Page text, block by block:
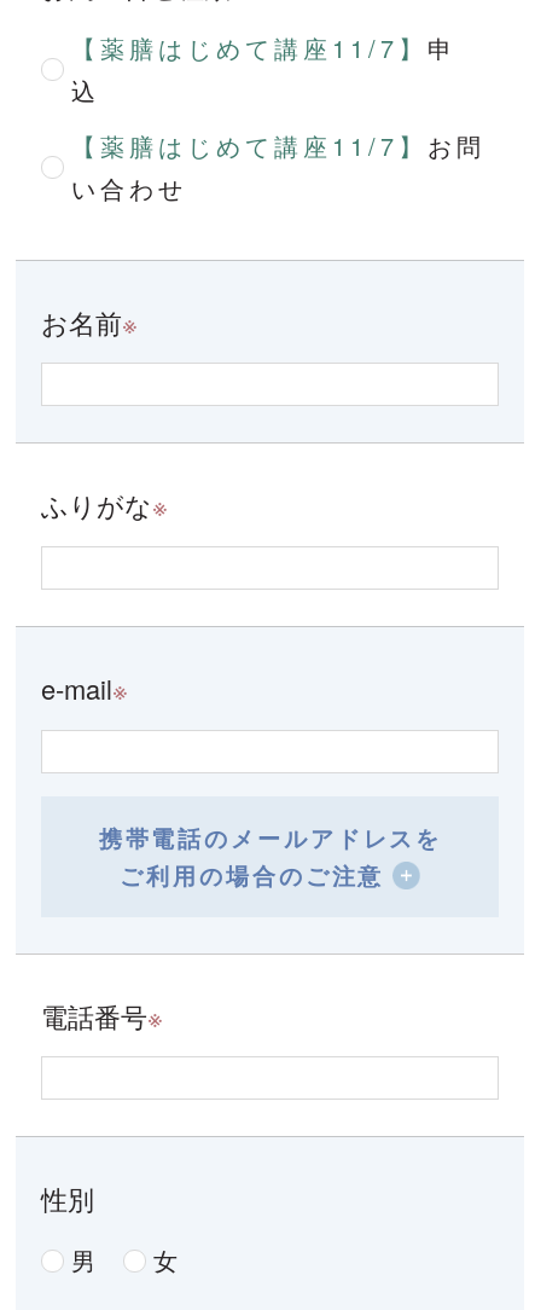
【薬膳はじめて講座11/7】 申
込
【薬膳はじめて講座11/7】 お問
い合わせ
お名前※
ふりがな※
e-mail※
携帯電話のメールアドレスを
ご利用の場合のご注意
電話番号※
性別
男 女